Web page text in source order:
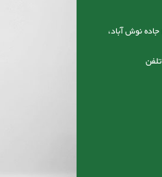
آدرس نمایشگاه و کارخانه و دفتر مرکزی: کاشان، کیلومتر2 جاده نوش آباد،
مرکزی:09131617066 مدیرعامل:0989131617066 تلفن